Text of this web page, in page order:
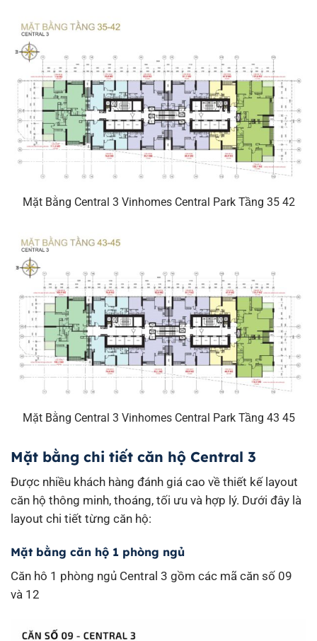
Mặt Bằng Central 3 Vinhomes Central Park Tầng 35 42
Mặt Bằng Central 3 Vinhomes Central Park Tầng 43 45
Mặt bằng chi tiết căn hộ Central 3
Được nhiều khách hàng đánh giá cao về thiết kế layout
căn hộ thông minh, thoáng, tối ưu và hợp lý. Dưới đây là
layout chi tiết từng căn hộ:
Mặt bằng căn hộ 1 phòng ngủ
Căn hô 1 phòng ngủ Central 3 gồm các mã căn số 09
và 12